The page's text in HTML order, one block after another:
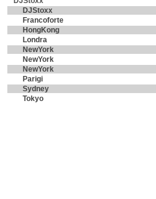
DJStoxx
Francoforte
HongKong
Londra
NewYork
NewYork
NewYork
Parigi
Sydney
Tokyo